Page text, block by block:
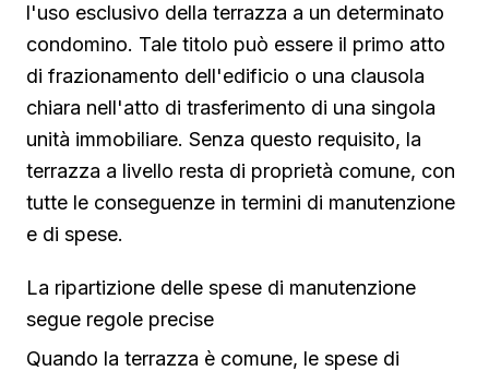
l'uso esclusivo della terrazza a un determinato
condomino. Tale titolo può essere il primo atto
di frazionamento dell'edificio o una clausola
chiara nell'atto di trasferimento di una singola
unità immobiliare. Senza questo requisito, la
terrazza a livello resta di proprietà comune, con
tutte le conseguenze in termini di manutenzione
e di spese.
La ripartizione delle spese di manutenzione
segue regole precise
Quando la terrazza è comune, le spese di